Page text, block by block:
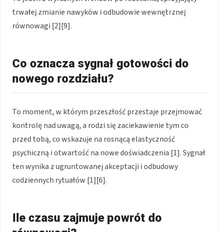
trwałej zmianie nawyków i odbudowie wewnętrznej
równowagi [2][9].
Co oznacza sygnał gotowości do
nowego rozdziału?
To moment, w którym przeszłość przestaje przejmować
kontrolę nad uwagą, a rodzi się zaciekawienie tym co
przed tobą, co wskazuje na rosnącą elastyczność
psychiczną i otwartość na nowe doświadczenia [1]. Sygnał
ten wynika z ugruntowanej akceptacji i odbudowy
codziennych rytuałów [1][6].
Ile czasu zajmuje powrót do